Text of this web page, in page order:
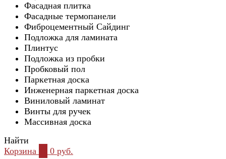
Фасадная плитка
Фасадные термопанели
Фиброцементный Сайдинг
Подложка для ламината
Плинтус
Подложка из пробки
Пробковый пол
Паркетная доска
Инженерная паркетная доска
Виниловый ламинат
Винты для ручек
Массивная доска
Найти
Корзина
0 руб.